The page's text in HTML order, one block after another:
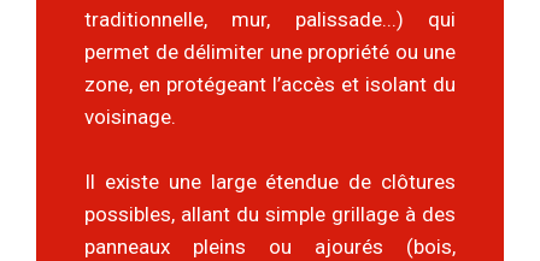
traditionnelle, mur, palissade...) qui
permet de délimiter une propriété ou une
zone, en protégeant l’accès et isolant du
voisinage.
Il existe une large étendue de clôtures
possibles, allant du simple grillage à des
panneaux pleins ou ajourés (bois,